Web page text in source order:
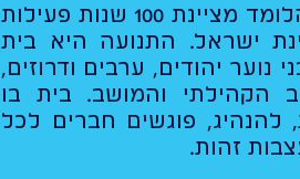
תנועת הנוער העובד והלומד מציינת 100 שנות פעילות
ישראל. התנועה היא בית
נוער יהודים, ערבים ודרוזים,
הקהילתי והמושב. בית בו
להנהיג, פוגשים חברים לכל
זהות.